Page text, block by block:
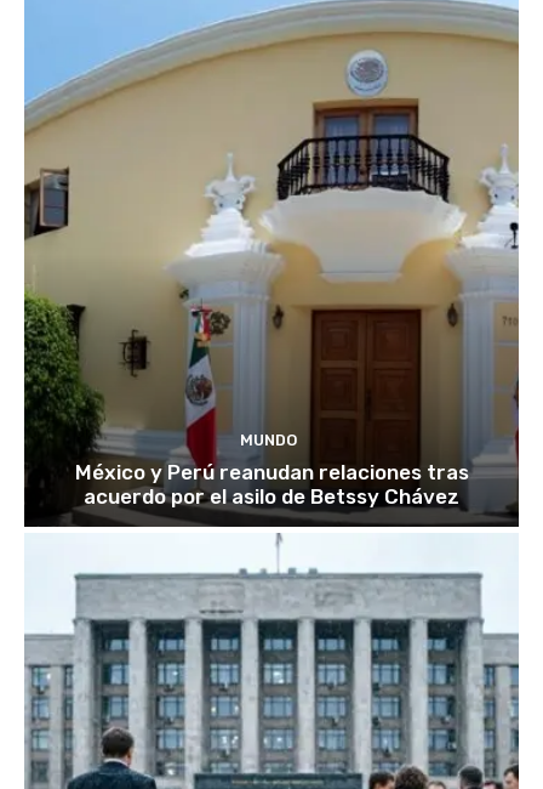
MUNDO
México y Perú reanudan relaciones tras
acuerdo por el asilo de Betssy Chávez